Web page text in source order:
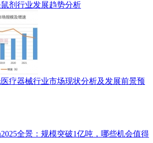
剂行业发展趋势分析
疗器械行业市场现状分析及发展前景预
全景：规模突破1亿吨，哪些机会值得